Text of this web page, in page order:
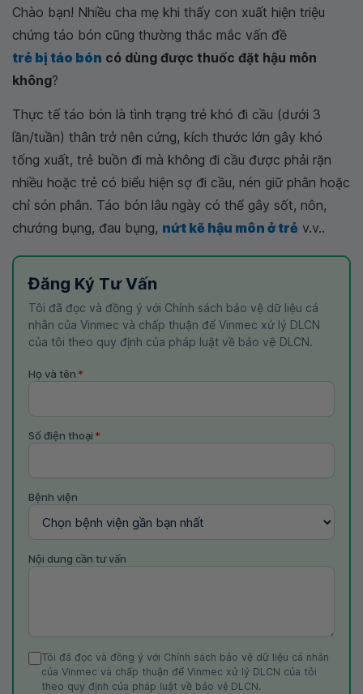
Chào bạn! Nhiều cha mẹ khi thấy con xuất hiện triệu
chứng táo bón cũng thường thắc mắc vấn đề
trẻ bị táo bón có dùng được thuốc đặt hậu môn
không?
Thực tế táo bón là tình trạng trẻ khó đi cầu (dưới 3
lần/tuần) thân trở nên cứng, kích thước lớn gây khó
tống xuất, trẻ buồn đi mà không đi cầu được phải rặn
nhiều hoặc trẻ có biểu hiện sợ đi cầu, nén giữ phân hoặc
chỉ són phân. Táo bón lâu ngày có thể gây sốt, nôn,
chướng bụng, đau bụng, nứt kẽ hậu môn ở trẻ v.v..
Đăng Ký Tư Vấn
Tôi đã đọc và đồng ý với Chính sách bảo vệ dữ liệu cá
nhân của Vinmec và chấp thuận để Vinmec xử lý DLCN
của tôi theo quy định của pháp luật về bảo vệ DLCN.
Họ và tên *
Số điện thoại *
Bệnh viện
Nội dung cần tư vấn
Tôi đã đọc và đồng ý với Chính sách bảo vệ dữ liệu cá nhân
của Vinmec và chấp thuận để Vinmec xử lý DLCN của tôi
theo quy định của pháp luật về bảo vệ DLCN.